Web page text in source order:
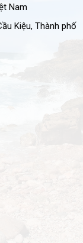
Nam
Kiệu, Thành phố